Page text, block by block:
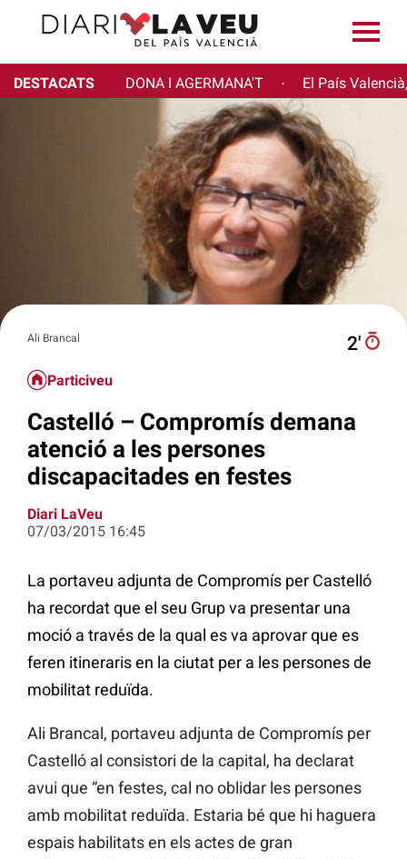
DESTACATS DONA I AGERMANA'T · El País
Ali Brancal 2′
Particiveu
Castelló – Compromís demana
atenció a les persones
discapacitades en festes
Diari LaVeu
07/03/2015 16:45
La portaveu adjunta de Compromís per Castelló
ha recordat que el seu Grup va presentar una
moció a través de la qual es va aprovar que es
feren itineraris en la ciutat per a les persones de
mobilitat reduïda.
Ali Brancal, portaveu adjunta de Compromís per
Castelló al consistori de la capital, ha declarat
avui que “en festes, cal no oblidar les persones
amb mobilitat reduïda. Estaria bé que hi haguera
espais habilitats en els actes de gran